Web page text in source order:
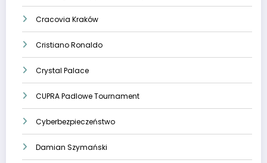
Cracovia Kraków
Cristiano Ronaldo
Crystal Palace
CUPRA Padlowe Tournament
Cyberbezpieczeństwo
Damian Szymański